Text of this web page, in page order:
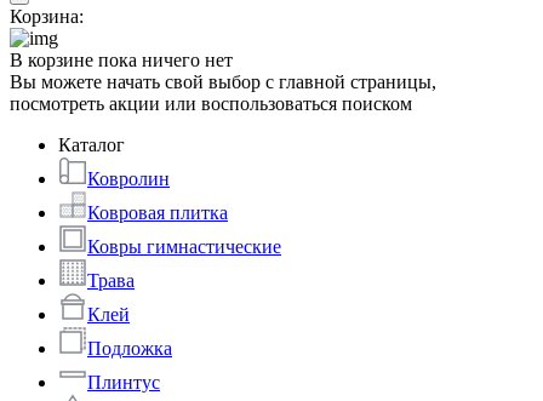
Корзина:
В корзине пока ничего нет
Вы можете начать свой выбор с главной страницы,
посмотреть акции или воспользоваться поиском
Каталог
Ковролин
Ковровая плитка
Ковры гимнастические
Трава
Клей
Подложка
Плинтус